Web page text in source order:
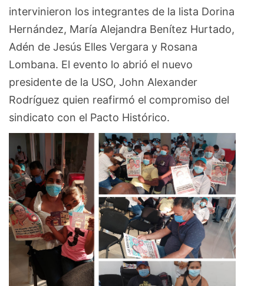
intervinieron los integrantes de la lista Dorina
Hernández, María Alejandra Benítez Hurtado,
Adén de Jesús Elles Vergara y Rosana
Lombana. El evento lo abrió el nuevo
presidente de la USO, John Alexander
Rodríguez quien reafirmó el compromiso del
sindicato con el Pacto Histórico.